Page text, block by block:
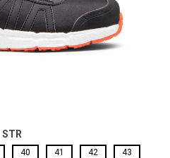
STR
40 41 42 43